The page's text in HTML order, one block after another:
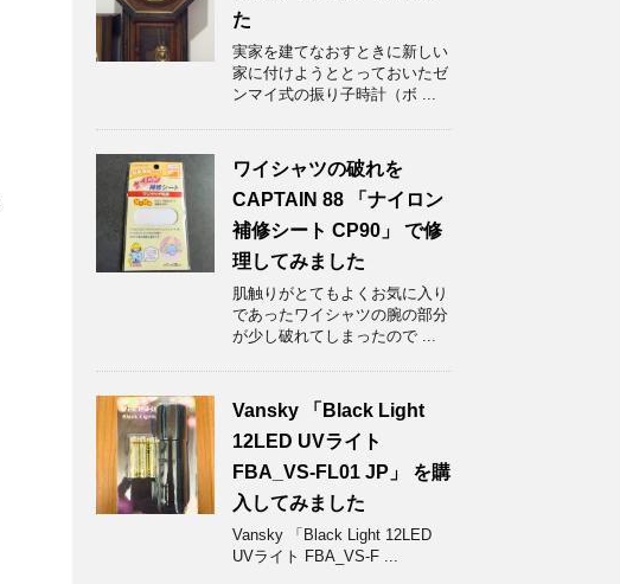
た
実家を建てなおすときに新しい
家に付けようととっておいたゼ
ンマイ式の振り子時計（ボ ...
ワイシャツの破れを
CAPTAIN 88 「ナイロン
補修シート CP90」 で修
理してみました
肌触りがとてもよくお気に入り
であったワイシャツの腕の部分
が少し破れてしまったので ...
Vansky 「Black Light
12LED UVライト
FBA_VS-FL01 JP」 を購
入してみました
Vansky 「Black Light 12LED
UVライト FBA_VS-F ...